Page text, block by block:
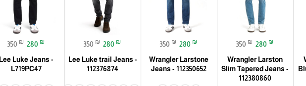
350 ₪ 280 ₪
Wrangler Larston
Slim Tapered Jeans -
112380860
350 ₪ 280 ₪
Wrangler Larstone
Jeans - 112350652
350 ₪ 280 ₪
Lee Luke trail Jeans -
112376874
350 ₪ 280 ₪
Lee Luke Jeans -
L719PC47